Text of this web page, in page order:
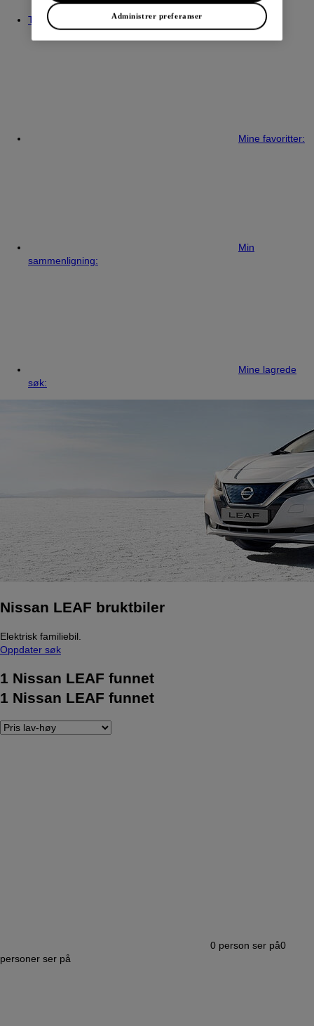
Hva er Nissan intelligent valg?
Ta kontakt med
Mine favoritter:
Min
sammenligning:
Mine lagrede
søk:
Nissan LEAF bruktbiler
Elektrisk familiebil.
Oppdater søk
1 Nissan LEAF funnet
1 Nissan LEAF funnet
0 person ser på0
personer ser på
Administrer preferanser